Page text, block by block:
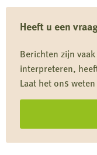
Heeft u een
Berichten zijn
interpreteren,
Laat het ons
kattendieet
komt
natuur